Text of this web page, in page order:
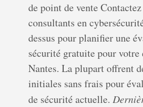
de point de vente
consultants en
dessus pour planifier une
sécurité gratuite pour votre
Nantes. La plupart offrent
initiales sans frais pour
de sécurité actuelle.